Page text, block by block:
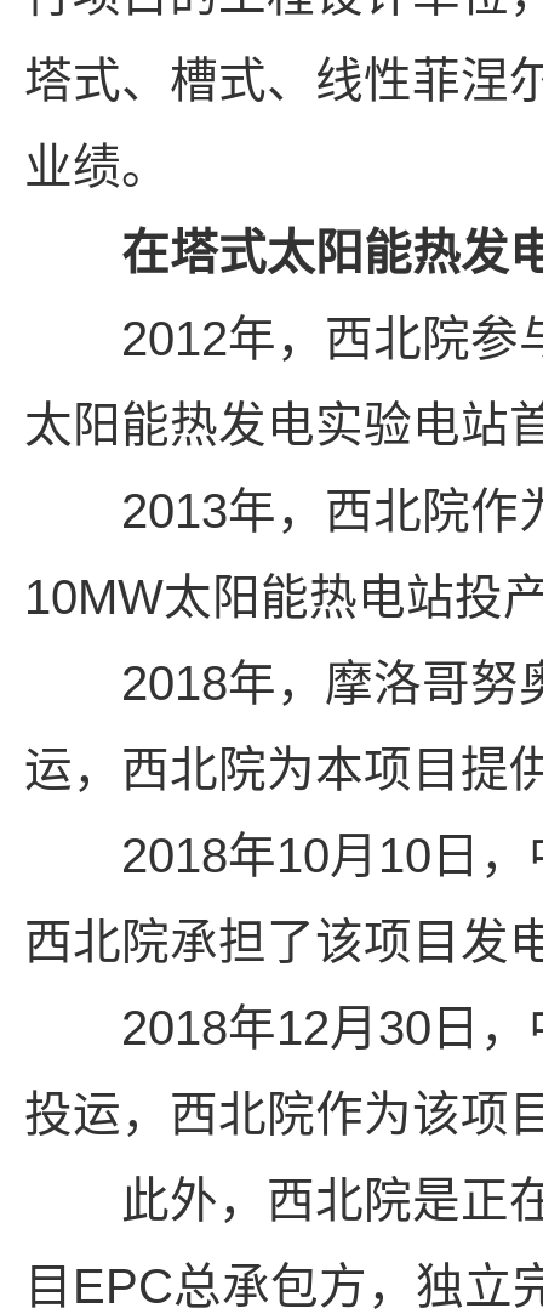
塔式、槽式、线性菲涅
业绩。
在塔式太阳能热发
2012年，西北院参与
太阳能热发电实验电站
2013年，西北院作
10MW太阳能热电站投
2018年，摩洛哥努奥
运，西北院为本项目提
2018年10月10日，
西北院承担了该项目发
2018年12月30日，
投运，西北院作为该项
此外，西北院是正在
目EPC总承包方，独立